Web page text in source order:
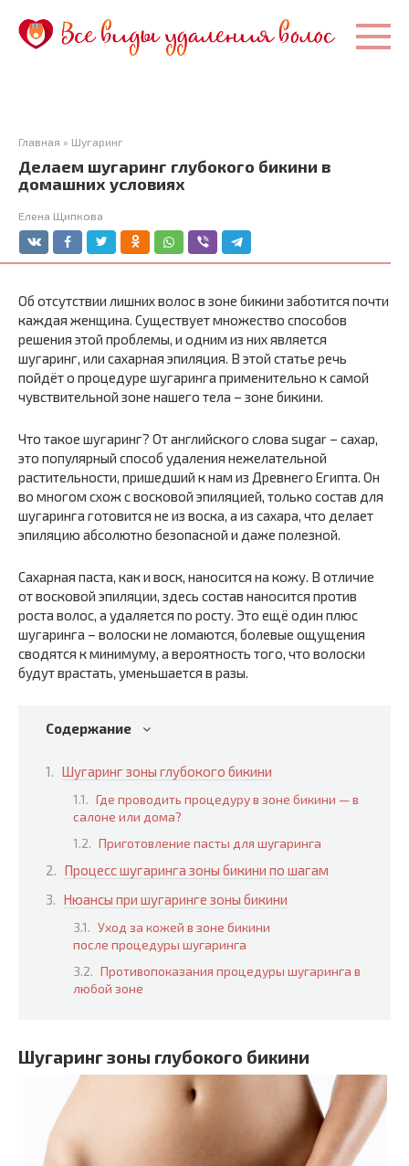
контенту
Главная » Шугаринг
Делаем шугаринг глубокого бикини в
домашних условиях
Елена Щипкова
Об отсутствии лишних волос в зоне бикини заботится почти
каждая женщина. Существует множество способов
решения этой проблемы, и одним из них является
шугаринг, или сахарная эпиляция. В этой статье речь
пойдёт о процедуре шугаринга применительно к самой
чувствительной зоне нашего тела – зоне бикини.
Что такое шугаринг? От английского слова sugar – сахар,
это популярный способ удаления нежелательной
растительности, пришедший к нам из Древнего Египта. Он
во многом схож с восковой эпиляцией, только состав для
шугаринга готовится не из воска, а из сахара, что делает
эпиляцию абсолютно безопасной и даже полезной.
Сахарная паста, как и воск, наносится на кожу. В отличие
от восковой эпиляции, здесь состав наносится против
роста волос, а удаляется по росту. Это ещё один плюс
шугаринга – волоски не ломаются, болевые ощущения
сводятся к минимуму, а вероятность того, что волоски
будут врастать, уменьшается в разы.
Содержание
Шугаринг зоны глубокого бикини
Где проводить процедуру в зоне бикини — в
салоне или дома?
Приготовление пасты для шугаринга
Процесс шугаринга зоны бикини по шагам
Нюансы при шугаринге зоны бикини
Уход за кожей в зоне бикини
после процедуры шугаринга
Противопоказания процедуры шугаринга в
любой зоне
Шугаринг зоны глубокого бикини